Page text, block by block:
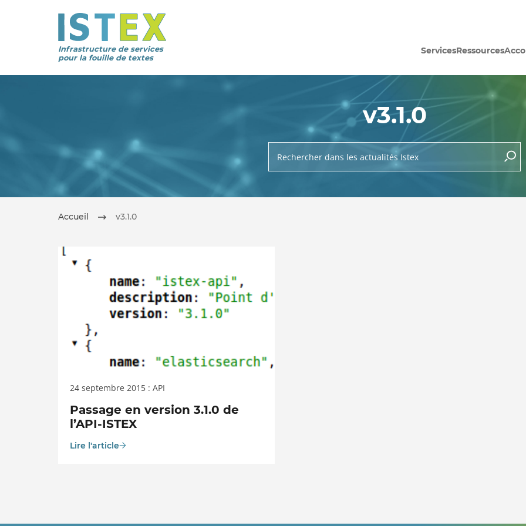
Infrastructure de services
pour la fouille de textes
ServicesRessources
v3.1.0
Rechercher dans les actualités Istex
Accueil v3.1.0
24 septembre 2015 : API
Passage en version 3.1.0 de
l’API-ISTEX
Lire l'article